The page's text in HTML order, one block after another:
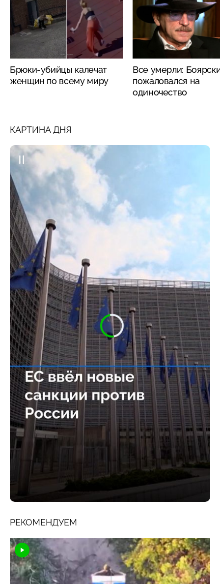
Брюки-убийцы калечат
женщин по всему миру
Все умерли:
пожаловался на
одиночество
КАРТИНА ДНЯ
РЕКОМЕНДУЕМ